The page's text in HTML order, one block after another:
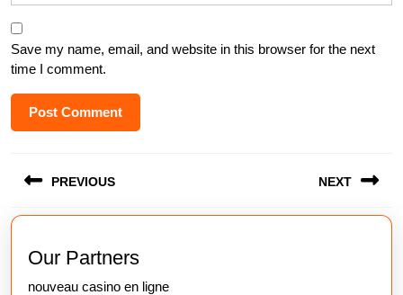
Save my name, email, and website in this browser for the next
time I comment.
navigation
PREVIOUS
Previous
post:
NEXT
Our Partners
nouveau casino en ligne